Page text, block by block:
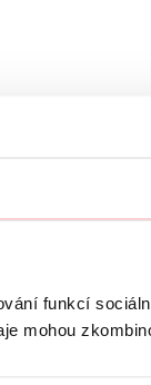
funkcí
mohou